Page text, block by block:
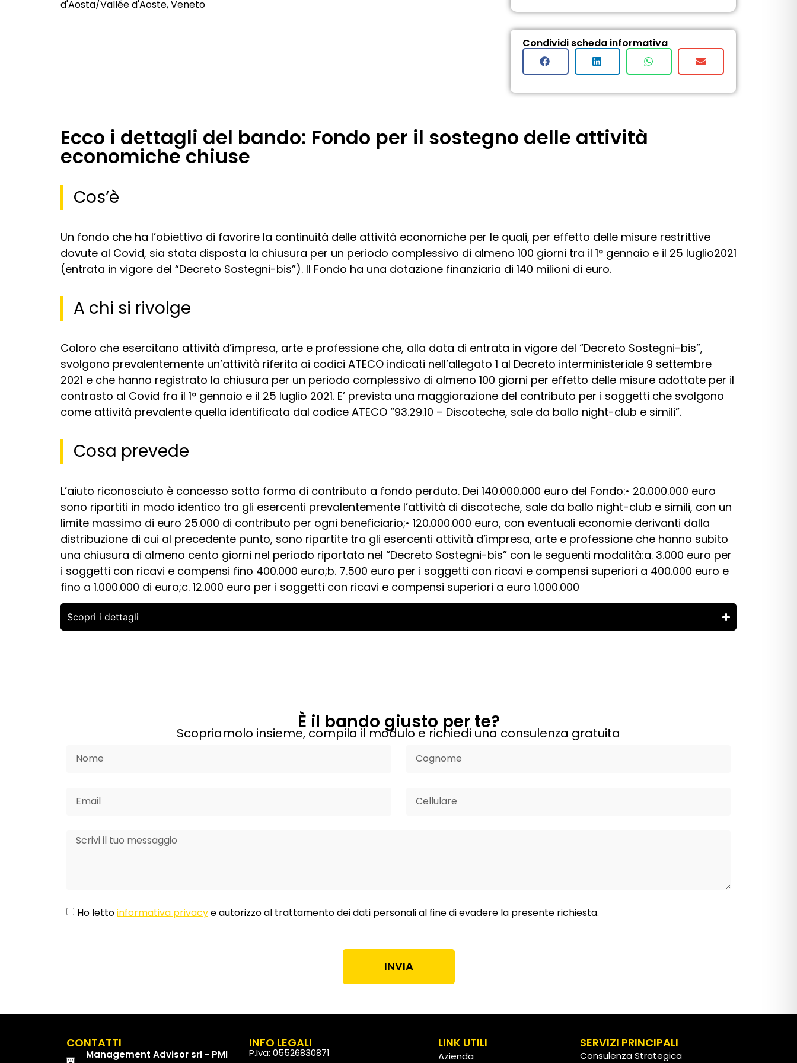
d'Aosta/Vallée d'Aoste, Veneto
Condividi scheda informativa
Ecco i dettagli del bando: Fondo per il sostegno delle attività
economiche chiuse
Cos’è
Un fondo che ha l’obiettivo di favorire la continuità delle attività economiche per le quali, per effetto delle misure restrittive
dovute al Covid, sia stata disposta la chiusura per un periodo complessivo di almeno 100 giorni tra il 1° gennaio e il 25 luglio2021
(entrata in vigore del “Decreto Sostegni-bis”). Il Fondo ha una dotazione finanziaria di 140 milioni di euro.
A chi si rivolge
Coloro che esercitano attività d’impresa, arte e professione che, alla data di entrata in vigore del “Decreto Sostegni-bis”,
svolgono prevalentemente un’attività riferita ai codici ATECO indicati nell’allegato 1 al Decreto interministeriale 9 settembre
2021 e che hanno registrato la chiusura per un periodo complessivo di almeno 100 giorni per effetto delle misure adottate per il
contrasto al Covid fra il 1° gennaio e il 25 luglio 2021. E’ prevista una maggiorazione del contributo per i soggetti che svolgono
come attività prevalente quella identificata dal codice ATECO “93.29.10 – Discoteche, sale da ballo night-club e simili”.
Cosa prevede
L’aiuto riconosciuto è concesso sotto forma di contributo a fondo perduto. Dei 140.000.000 euro del Fondo:• 20.000.000 euro
sono ripartiti in modo identico tra gli esercenti prevalentemente l’attività di discoteche, sale da ballo night-club e simili, con un
limite massimo di euro 25.000 di contributo per ogni beneficiario;• 120.000.000 euro, con eventuali economie derivanti dalla
distribuzione di cui al precedente punto, sono ripartite tra gli esercenti attività d’impresa, arte e professione che hanno subito
una chiusura di almeno cento giorni nel periodo riportato nel “Decreto Sostegni-bis” con le seguenti modalità:a. 3.000 euro per
i soggetti con ricavi e compensi fino 400.000 euro;b. 7.500 euro per i soggetti con ricavi e compensi superiori a 400.000 euro e
fino a 1.000.000 di euro;c. 12.000 euro per i soggetti con ricavi e compensi superiori a euro 1.000.000
Scopri i dettagli
È il bando giusto per te?
Scopriamolo insieme, compila il modulo e richiedi una consulenza gratuita
Ho lettoinformativa privacye autorizzo al trattamento dei dati personali al fine di evadere la presente richiesta.
INVIA
CONTATTI
Management Advisor srl - PMI
INFO LEGALI
P.Iva: 05526830871
LINK UTILI
Azienda
SERVIZI PRINCIPALI
Consulenza Strategica